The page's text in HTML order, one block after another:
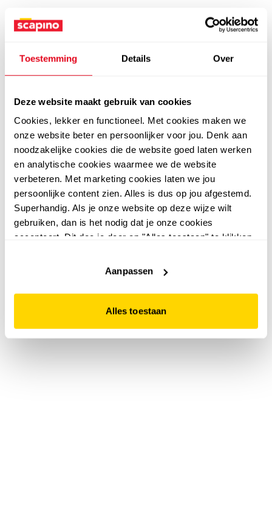
Toestemming Details Over
Deze website maakt gebruik van cookies
Cookies, lekker en functioneel. Met cookies maken we
onze website beter en persoonlijker voor jou. Denk aan
noodzakelijke cookies die de website goed laten werken
en analytische cookies waarmee we de website
verbeteren. Met marketing cookies laten we jou
persoonlijke content zien. Alles is dus op jou afgestemd.
Superhandig. Als je onze website op deze wijze wilt
gebruiken, dan is het nodig dat je onze cookies
accepteert. Dit doe je door op "Alles toestaan" te klikken.
website niet optimaal functioneert.
Aanpassen
Alles toestaan